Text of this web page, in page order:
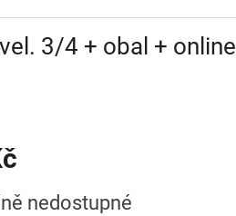
3/4 + obal + online
nedostupné